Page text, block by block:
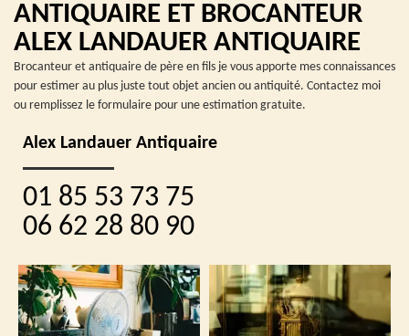
ANTIQUAIRE ET BROCANTEUR
ALEX LANDAUER ANTIQUAIRE
Brocanteur et antiquaire de père en fils je vous apporte mes connaissances
pour estimer au plus juste tout objet ancien ou antiquité. Contactez moi
ou remplissez le formulaire pour une estimation gratuite.
Alex Landauer Antiquaire
01 85 53 73 75
06 62 28 80 90